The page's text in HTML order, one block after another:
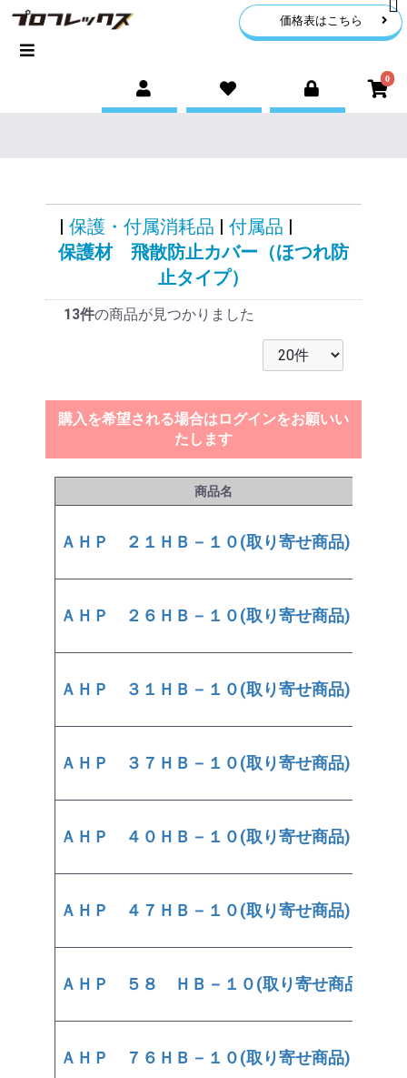
価格表はこちら
0
| 保護・付属消耗品 | 付属品 |
保護材 飛散防止カバー（ほつれ防
止タイプ）
13件の商品が見つかりました
購入を希望される場合はログインをお願いい
たします
商品名
ＡＨＰ ２１ＨＢ－１０(取り寄せ商品)
ＡＨＰ ２６ＨＢ－１０(取り寄せ商品)
ＡＨＰ ３１ＨＢ－１０(取り寄せ商品)
ＡＨＰ ３７ＨＢ－１０(取り寄せ商品)
ＡＨＰ ４０ＨＢ－１０(取り寄せ商品)
ＡＨＰ ４７ＨＢ－１０(取り寄せ商品)
ＡＨＰ ５８ ＨＢ－１０(取り寄せ商品)
ＡＨＰ ７６ＨＢ－１０(取り寄せ商品)